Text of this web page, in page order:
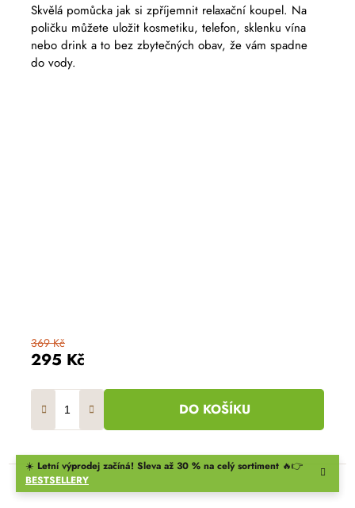
☀️ Letní výprodej začíná! Sleva až 30 % na celý sortiment 🔥👉
BESTSELLERY
295 Kč
369 Kč
DO KOŠÍKU
Skvělá pomůcka jak si zpříjemnit relaxační koupel. Na
poličku můžete uložit kosmetiku, telefon, sklenku vína
nebo drink a to bez zbytečných obav, že vám spadne
do vody.